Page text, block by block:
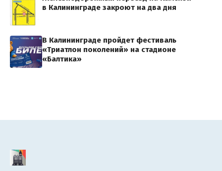
в Калининграде закроют на два дня
В Калининграде пройдет фестиваль
«Триатлон поколений» на стадионе
«Балтика»